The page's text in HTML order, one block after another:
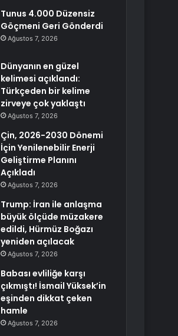
Tunus 4.000 Düzensiz
Göçmeni Geri Gönderdi
Ağustos 7, 2026
Dünyanın en güzel
kelimesi açıklandı:
Türkçeden bir kelime
zirveye çok yaklaştı
Ağustos 7, 2026
Çin, 2026-2030 Dönemi
İçin Yenilenebilir Enerji
Geliştirme Planını
Açıkladı
Ağustos 7, 2026
Trump: İran ile anlaşma
büyük ölçüde müzakere
edildi, Hürmüz Boğazı
yeniden açılacak
Ağustos 7, 2026
Babası evliliğe karşı
çıkmıştı! İsmail Yüksek’in
eşinden dikkat çeken
hamle
Ağustos 7, 2026